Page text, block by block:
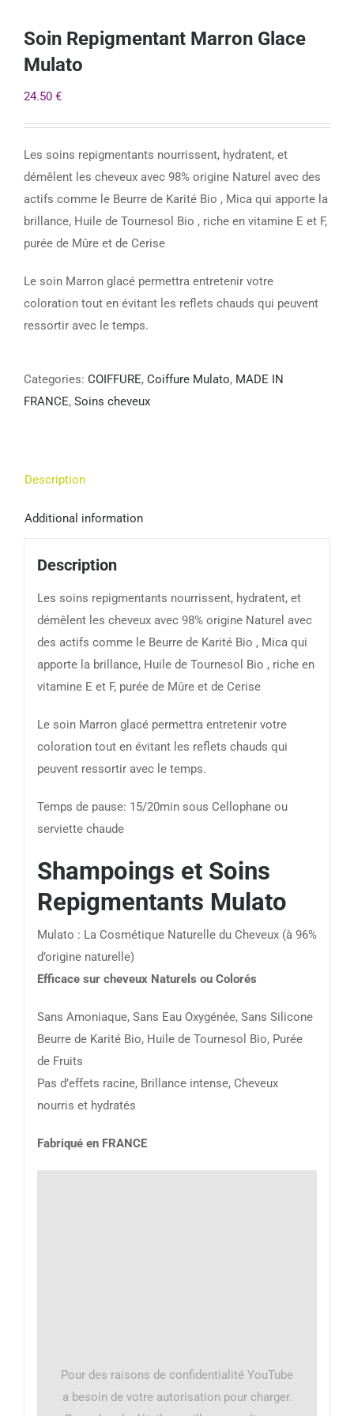
Soin Repigmentant Marron Glace
Mulato
24.50 €
Les soins repigmentants nourrissent, hydratent, et
démêlent les cheveux avec 98% origine Naturel avec des
actifs comme le Beurre de Karité Bio , Mica qui apporte la
brillance, Huile de Tournesol Bio , riche en vitamine E et F,
purée de Mûre et de Cerise
Le soin Marron glacé permettra entretenir votre
coloration tout en évitant les reflets chauds qui peuvent
ressortir avec le temps.
Categories: COIFFURE, Coiffure Mulato, MADE IN
FRANCE, Soins cheveux
Description
Additional information
Description
Les soins repigmentants nourrissent, hydratent, et
démêlent les cheveux avec 98% origine Naturel avec
des actifs comme le Beurre de Karité Bio , Mica qui
apporte la brillance, Huile de Tournesol Bio , riche en
vitamine E et F, purée de Mûre et de Cerise
Le soin Marron glacé permettra entretenir votre
coloration tout en évitant les reflets chauds qui
peuvent ressortir avec le temps.
Temps de pause: 15/20min sous Cellophane ou
serviette chaude
Shampoings et Soins
Repigmentants Mulato
Mulato : La Cosmétique Naturelle du Cheveux (à 96%
d’origine naturelle)
Efficace sur cheveux Naturels ou Colorés
Sans Amoniaque, Sans Eau Oxygénée, Sans Silicone
Beurre de Karité Bio, Huile de Tournesol Bio, Purée
de Fruits
Pas d’effets racine, Brillance intense, Cheveux
nourris et hydratés
Fabriqué en FRANCE
Pour des raisons de confidentialité YouTube
a besoin de votre autorisation pour charger.